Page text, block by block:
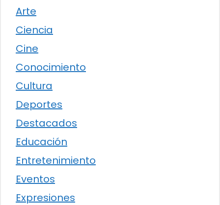
Arte
Ciencia
Cine
Conocimiento
Cultura
Deportes
Destacados
Educación
Entretenimiento
Eventos
Expresiones